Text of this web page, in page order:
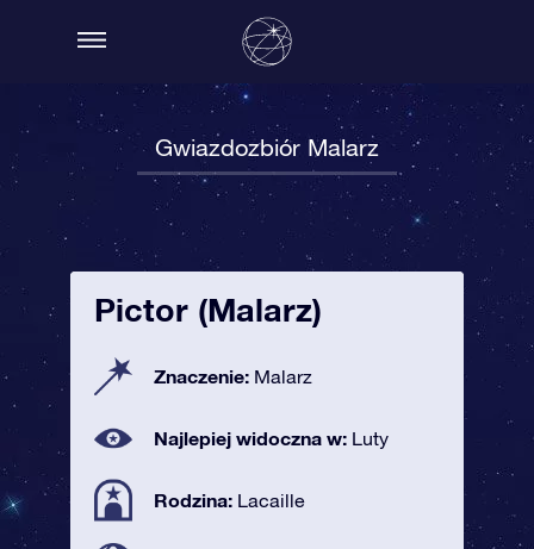
Gwiazdozbiór Malarz
Pictor (Malarz)
Znaczenie: Malarz
Najlepiej widoczna w: Luty
Rodzina: Lacaille